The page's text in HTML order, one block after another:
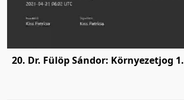
20. Dr. Fülöp Sándor: Környezetjog 1.